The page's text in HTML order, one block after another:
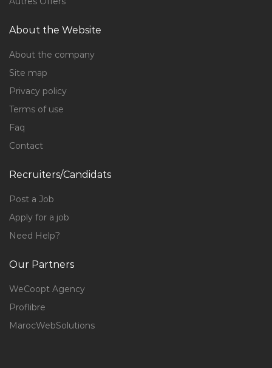
About the Website
About the company
Site map
Privacy policy
Terms of use
Faq
Contact
Recruiters/Candidats
Post a Job
Apply for a job
Need Help?
Our Partners
WeCoopt Agency
Proflibre
MarocWebSolutions